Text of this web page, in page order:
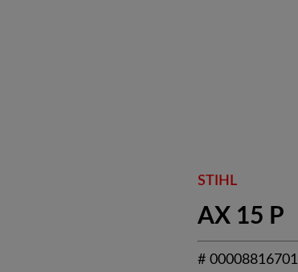
STIHL
AX 15 P
# 00008816701